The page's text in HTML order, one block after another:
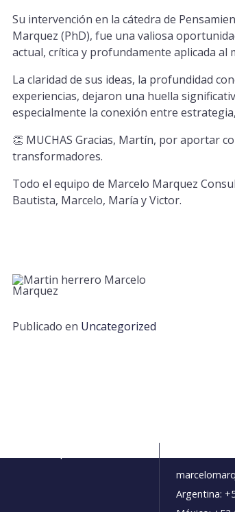
Su intervención en la cátedra de
Marquez (PhD), fue una valiosa
actual, crítica y profundamente aplicada al
La claridad de sus ideas, la profundidad
experiencias, dejaron una huella
especialmente la conexión entre
👏 MUCHAS Gracias, Martín, por aportar
transformadores.
Todo el equipo de Marcelo Marquez
Bautista, Marcelo, María y Victor.
Publicado en Uncategorized
Argentina: